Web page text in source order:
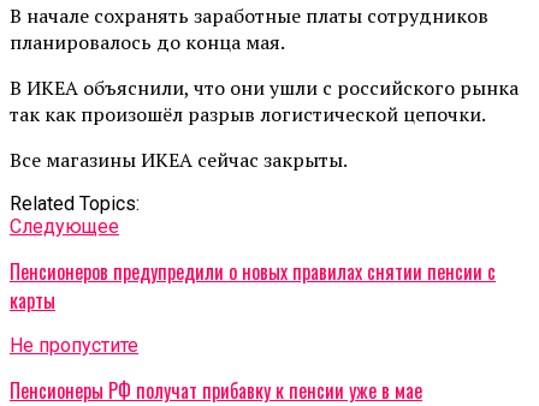
В начале сохранять заработные платы сотрудников
планировалось до конца мая.
В ИКЕА объяснили, что они ушли с российского рынка
так как произошёл разрыв логистической цепочки.
Все магазины ИКЕА сейчас закрыты.
Related Topics:
Cледующее
Пенсионеров предупредили о новых правилах снятии пенсии с
карты
Не пропустите
Пенсионеры РФ получат прибавку к пенсии уже в мае